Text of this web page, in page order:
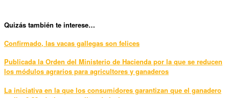
Quizás también te interese…
Confirmado, las vacas gallegas son felices
Publicada la Orden del Ministerio de Hacienda por la que se reducen
los módulos agrarios para agricultores y ganaderos
La iniciativa en la que los consumidores garantizan que el ganadero